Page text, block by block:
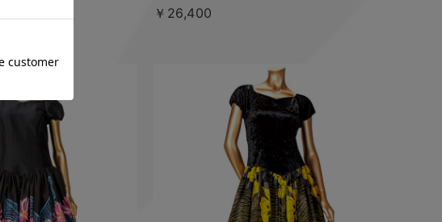
￥26,400